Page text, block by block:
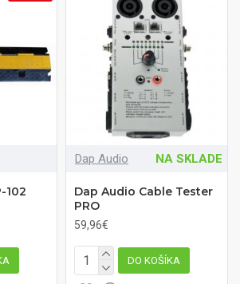
102
Dap Audio NA SKLADE
Dap Audio Cable Tester
PRO
59,96€
DO KOŠÍKA